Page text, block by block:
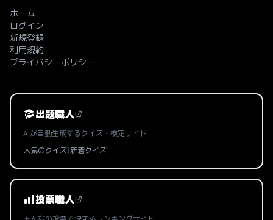
ホーム
ログイン
新規登録
利用規約
プライバシーポリシー
出題職人
AIが自動生成するクイズ・検定サイト
人気のクイズ|新着クイズ
投票職人